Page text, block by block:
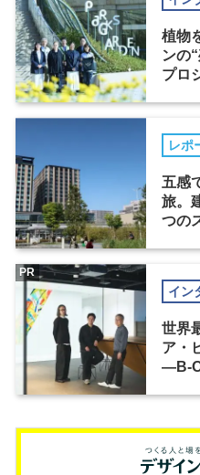
植物
ンの
プロ
レポ
五感
旅。
つの
イン
世界
ア・
―B-
PR